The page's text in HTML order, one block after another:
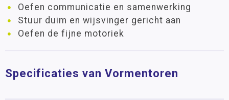
Oefen communicatie en samenwerking
Stuur duim en wijsvinger gericht aan
Oefen de fijne motoriek
Specificaties van Vormentoren